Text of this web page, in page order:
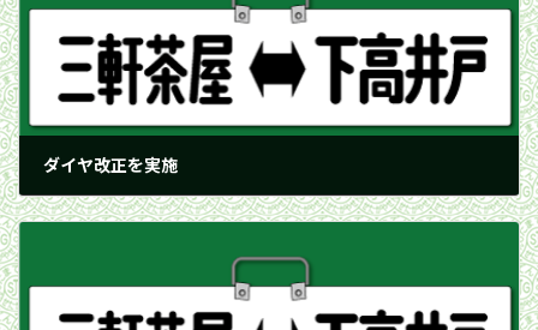
ダイヤ改正を実施
2006年9月30日